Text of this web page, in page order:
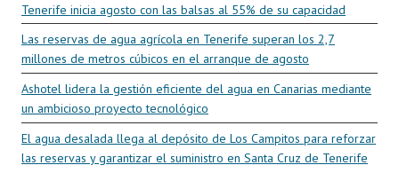
Tenerife inicia agosto con las balsas al 55% de su capacidad
Las reservas de agua agrícola en Tenerife superan los 2,7
millones de metros cúbicos en el arranque de agosto
Ashotel lidera la gestión eficiente del agua en Canarias mediante
un ambicioso proyecto tecnológico
El agua desalada llega al depósito de Los Campitos para reforzar
las reservas y garantizar el suministro en Santa Cruz de Tenerife